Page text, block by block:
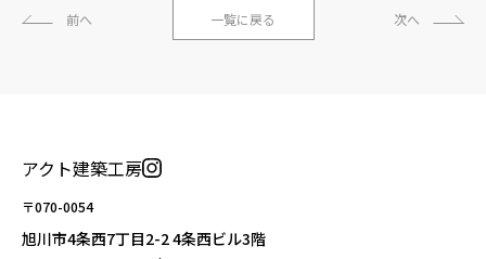
前へ 一覧に戻る 次へ
アクト建築工房
〒070-0054
旭川市4条西7丁目2-2 4条西ビル3階